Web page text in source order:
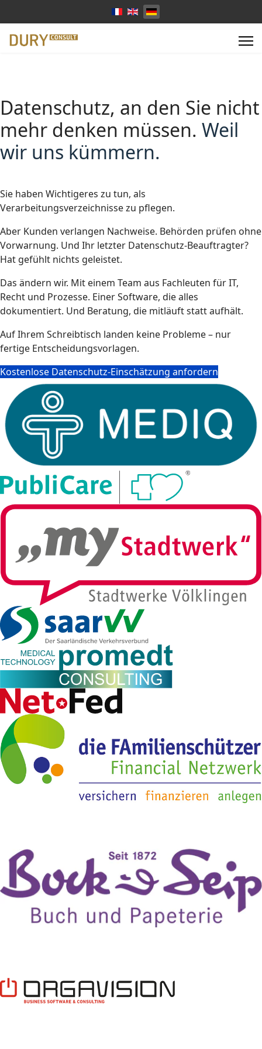
Sprache auswählen
Datenschutz, an den Sie nicht
mehr denken müssen. Weil
wir uns kümmern.
Sie haben Wichtigeres zu tun, als
Verarbeitungsverzeichnisse zu pflegen.
Aber Kunden verlangen Nachweise. Behörden prüfen ohne
Vorwarnung. Und Ihr letzter Datenschutz-Beauftragter?
Hat gefühlt nichts geleistet.
Das ändern wir. Mit einem Team aus Fachleuten für IT,
Recht und Prozesse. Einer Software, die alles
dokumentiert. Und Beratung, die mitläuft statt aufhält.
Auf Ihrem Schreibtisch landen keine Probleme – nur
fertige Entscheidungsvorlagen.
Kostenlose Datenschutz-Einschätzung anfordern